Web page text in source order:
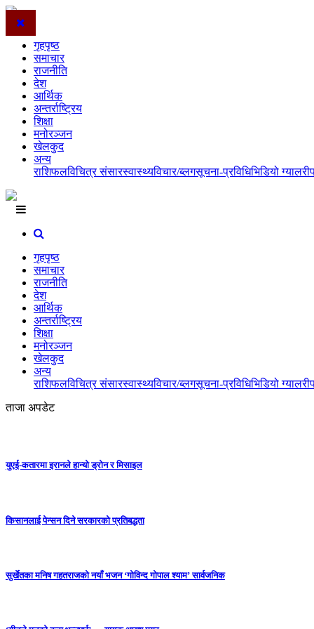
गृहपृष्ठ
समाचार
राजनीति
देश
आर्थिक
अन्तर्राष्ट्रिय
शिक्षा
मनोरञ्जन
खेलकुद
अन्य
राशिफलविचित्र संसारस्वास्थ्यविचार/ब्लगसूचना-प्रविधिभिडियो ग्यालरी
गृहपृष्ठ
समाचार
राजनीति
देश
आर्थिक
अन्तर्राष्ट्रिय
शिक्षा
मनोरञ्जन
खेलकुद
अन्य
राशिफलविचित्र संसारस्वास्थ्यविचार/ब्लगसूचना-प्रविधिभिडियो ग्यालरी
ताजा अपडेट
युएई-कतारमा इरानले हान्यो ड्रोन र मिसाइल
किसानलाई पेन्सन दिने सरकारको प्रतिबद्धता
सुर्खेतका मनिष गहतराजको नयाँ भजन ‘गोविन्द गोपाल श्याम’ सार्वजनिक